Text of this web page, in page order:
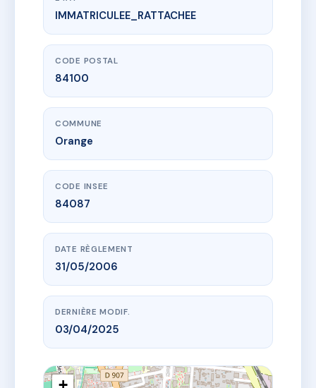
www.vme.plus/AF7579303
13 PLACE CLEMENCEAU
13 pl georges clemenceau
IMMATRICULEE_RATTACHEE
CODE POSTAL
84100
COMMUNE
Orange
CODE INSEE
84087
DATE RÈGLEMENT
31/05/2006
DERNIÈRE MODIF.
03/04/2025